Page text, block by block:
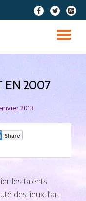
fa-
facebook
fa-
twitter
fa-
plus-
LA
EN 2007
2013
les talents
des lieux, l’art